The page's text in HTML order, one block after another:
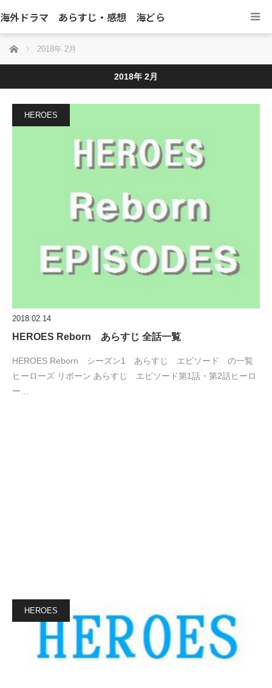
海外ドラマ あらすじ・感想 海どら
ホーム 2018年 2月
2018年 2月
HEROES
2018.02.14
HEROES Reborn あらすじ 全話一覧
HEROES Reborn シーズン1 あらすじ エピソード の一覧
ヒーローズ リボーン あらすじ エピソード第1話・第2話ヒーロ
ー…
HEROES